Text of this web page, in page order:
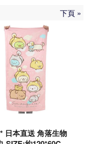
下頁 »
日本直送 角落生物